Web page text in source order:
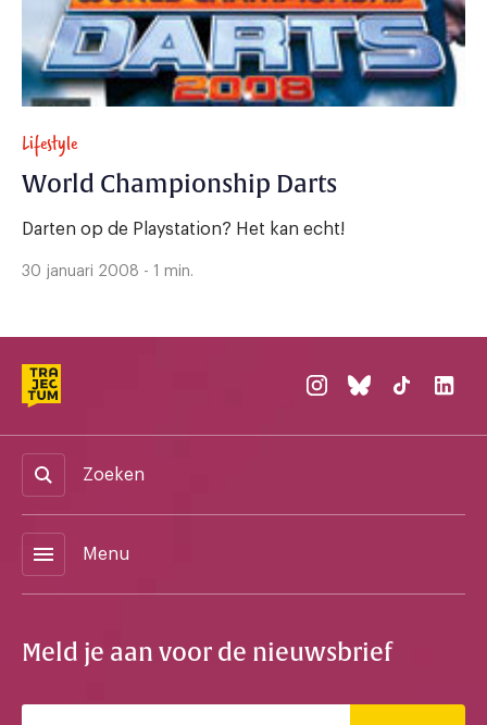
Lifestyle
World Championship Darts
Darten op de Playstation? Het kan echt!
30 januari 2008 - 1 min.
Zoeken
menu Menu
Meld je aan voor de nieuwsbrief